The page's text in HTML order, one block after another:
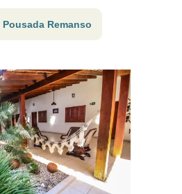
Pousada Remanso